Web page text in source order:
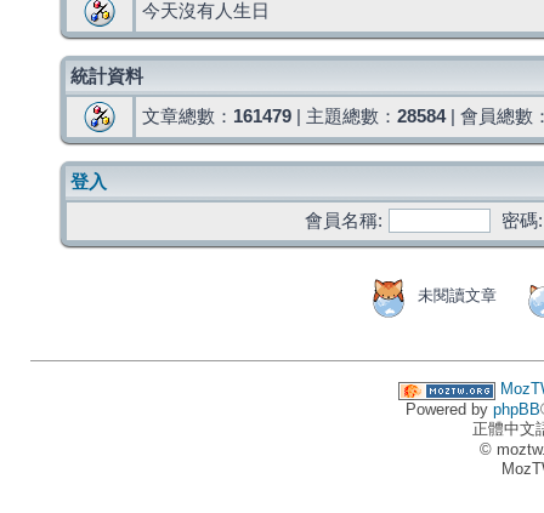
今天沒有人生日
統計資料
文章總數： 161479 | 主題總數： 28584| 會員總數
登入
會員名稱:
密碼:
未閱讀文章
Powered by phpBB
正體中文
©